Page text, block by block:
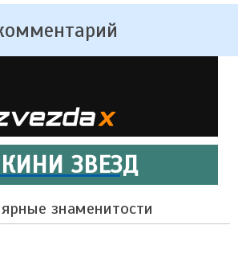
ЗВЕЗД
знаменитости